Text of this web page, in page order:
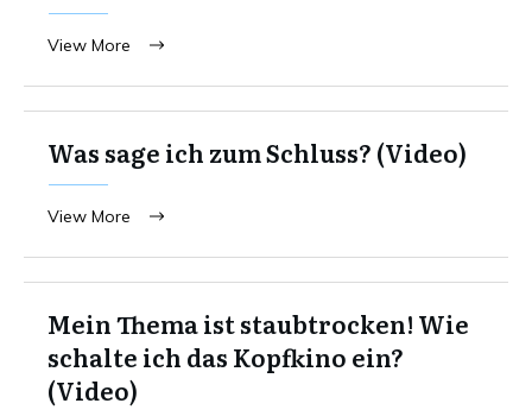
View More
Was sage ich zum Schluss? (Video)
View More
Mein Thema ist staubtrocken! Wie
schalte ich das Kopfkino ein?
(Video)